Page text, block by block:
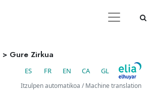
> Gure Zirkua
ES FR EN CA GL
Itzulpen automatikoa / Machine translation